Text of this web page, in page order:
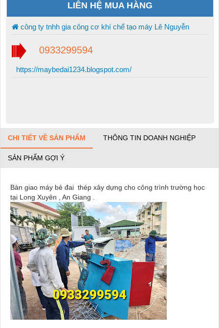
LIÊN HỆ MUA HÀNG
công ty tnhh gia công cơ khí chế tạo máy Lê Nguyễn
0933299594
https://maybedai1234.blogspot.com/
CHI TIẾT VỀ SẢN PHẨM THÔNG TIN DOANH NGHIỆP
SẢN PHẨM GỢI Ý
Bàn giao máy bẻ đai thép xây dựng cho công trình trường học
tại Long Xuyên , An Giang .